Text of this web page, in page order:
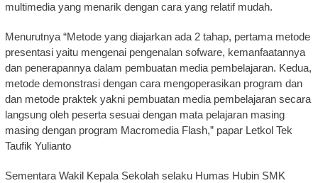
multimedia yang menarik dengan cara yang relatif mudah.
Menurutnya “Metode yang diajarkan ada 2 tahap, pertama metode
presentasi yaitu mengenai pengenalan sofware, kemanfaatannya
dan penerapannya dalam pembuatan media pembelajaran. Kedua,
metode demonstrasi dengan cara mengoperasikan program dan
dan metode praktek yakni pembuatan media pembelajaran secara
langsung oleh peserta sesuai dengan mata pelajaran masing
masing dengan program Macromedia Flash,” papar Letkol Tek
Taufik Yulianto
Sementara Wakil Kepala Sekolah selaku Humas Hubin SMK